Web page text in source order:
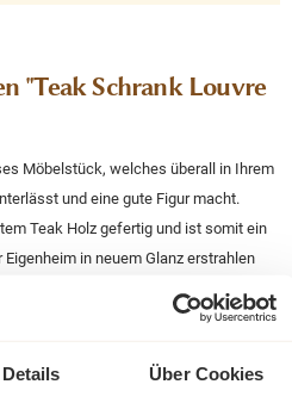
Details Über Cookies
"Teak Schrank Louvre
Möbelstück, welches überall in Ihrem
und eine gute Figur macht.
Teak Holz gefertig und ist somit ein
in neuem Glanz erstrahlen